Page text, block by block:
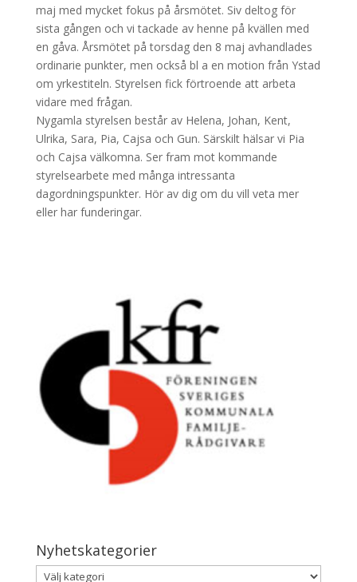
maj med mycket fokus på årsmötet. Siv deltog för
sista gången och vi tackade av henne på kvällen med
en gåva. Årsmötet på torsdag den 8 maj avhandlades
ordinarie punkter, men också bl a en motion från Ystad
om yrkestiteln. Styrelsen fick förtroende att arbeta
vidare med frågan.
Nygamla styrelsen består av Helena, Johan, Kent,
Ulrika, Sara, Pia, Cajsa och Gun. Särskilt hälsar vi Pia
och Cajsa välkomna. Ser fram mot kommande
styrelsearbete med många intressanta
dagordningspunkter. Hör av dig om du vill veta mer
eller har funderingar.
Nyhetskategorier
Nyhetskategorier